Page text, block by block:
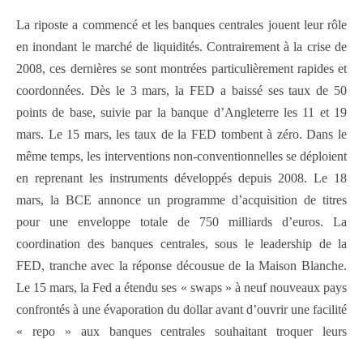
La riposte a commencé et les banques centrales jouent leur rôle
en inondant le marché de liquidités. Contrairement à la crise de
2008, ces dernières se sont montrées particulièrement rapides et
coordonnées. Dès le 3 mars, la FED a baissé ses taux de 50
points de base, suivie par la banque d’Angleterre les 11 et 19
mars. Le 15 mars, les taux de la FED tombent à zéro. Dans le
même temps, les interventions non-conventionnelles se déploient
en reprenant les instruments développés depuis 2008. Le 18
mars, la BCE annonce un programme d’acquisition de titres
pour une enveloppe totale de 750 milliards d’euros. La
coordination des banques centrales, sous le leadership de la
FED, tranche avec la réponse décousue de la Maison Blanche.
Le 15 mars, la Fed a étendu ses « swaps » à neuf nouveaux pays
confrontés à une évaporation du dollar avant d’ouvrir une facilité
« repo » aux banques centrales souhaitant troquer leurs